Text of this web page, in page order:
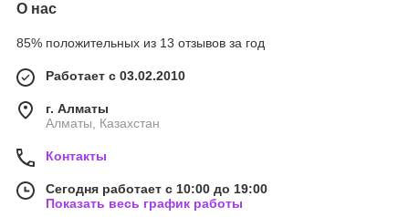
О нас
85% положительных из 13 отзывов за год
Работает с 03.02.2010
г. Алматы
Алматы, Казахстан
Контакты
Сегодня работает с 10:00 до 19:00
Показать весь график работы